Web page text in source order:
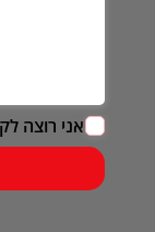
אני רוצה